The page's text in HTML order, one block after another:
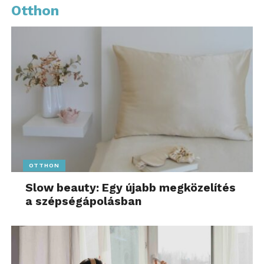
kényelmes és egyszerű
átállás ott működik, ahol
a fogyasztó a megszokott
szervezés és jelentős
árkülönbség nélkül tud jó
döntést hozni”
– mutatott rá Molnár Léna, a PwC Magyarország
szakértője.
Egyenlőtlen viszonyok: a
termelők szerepe
Otthon
OTTHON
Slow beauty: Egy újabb megközelítés
a szépségápolásban